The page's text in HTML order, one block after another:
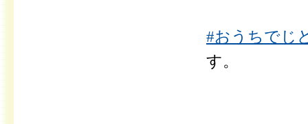
#おうちでじ
す。